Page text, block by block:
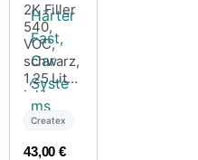
2K Filler
540,
VOC,
schwarz,
1,25 Liter,
inkl.
Härter
Fast, Car
Systems
Createx
43,00€